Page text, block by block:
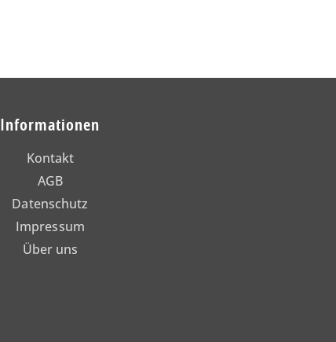
Informationen
Kontakt
AGB
Datenschutz
Impressum
Über uns